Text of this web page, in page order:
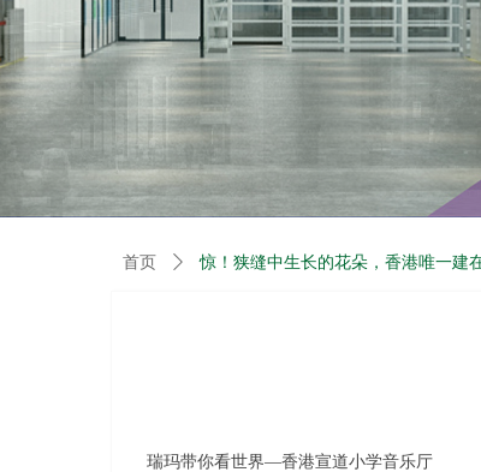
瑞玛带你看世界—香港宣道小学音乐厅
首页 ꄲ 惊！狭缝中生长的花朵，香港唯一建